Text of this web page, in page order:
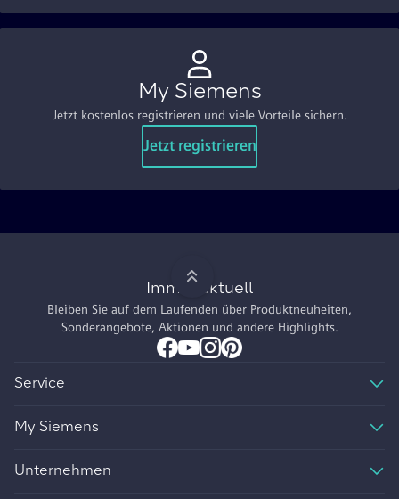
My Siemens
Jetzt kostenlos registrieren und viele Vorteile sichern.
Jetzt registrieren
Immer aktuell
Bleiben Sie auf dem Laufenden über Produktneuheiten,
Sonderangebote, Aktionen und andere Highlights.
Service
My Siemens
Unternehmen